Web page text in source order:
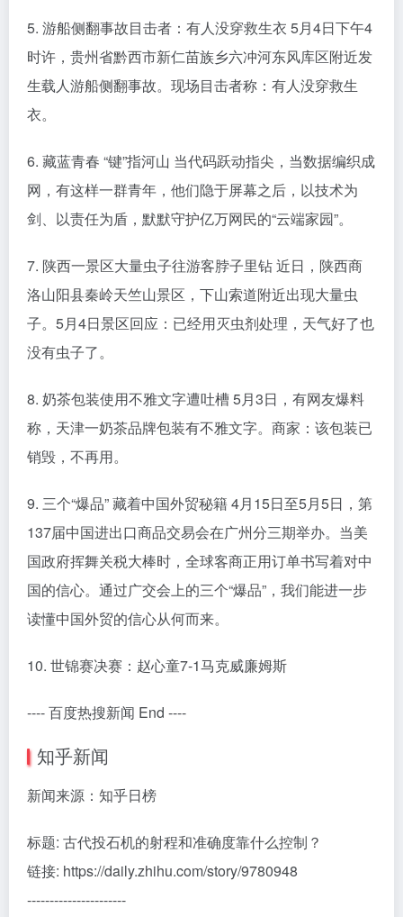
5. 游船侧翻事故目击者：有人没穿救生衣 5月4日下午4
时许，贵州省黔西市新仁苗族乡六冲河东风库区附近发
生载人游船侧翻事故。现场目击者称：有人没穿救生
衣。
6. 藏蓝青春 “键”指河山 当代码跃动指尖，当数据编织成
网，有这样一群青年，他们隐于屏幕之后，以技术为
剑、以责任为盾，默默守护亿万网民的“云端家园”。
7. 陕西一景区大量虫子往游客脖子里钻 近日，陕西商
洛山阳县秦岭天竺山景区，下山索道附近出现大量虫
子。5月4日景区回应：已经用灭虫剂处理，天气好了也
没有虫子了。
8. 奶茶包装使用不雅文字遭吐槽 5月3日，有网友爆料
称，天津一奶茶品牌包装有不雅文字。商家：该包装已
销毁，不再用。
9. 三个“爆品” 藏着中国外贸秘籍 4月15日至5月5日，第
137届中国进出口商品交易会在广州分三期举办。当美
国政府挥舞关税大棒时，全球客商正用订单书写着对中
国的信心。通过广交会上的三个“爆品”，我们能进一步
读懂中国外贸的信心从何而来。
10. 世锦赛决赛：赵心童7-1马克威廉姆斯
---- 百度热搜新闻 End ----
知乎新闻
新闻来源：知乎日榜
标题: 古代投石机的射程和准确度靠什么控制？
链接: https://daily.zhihu.com/story/9780948
----------------------